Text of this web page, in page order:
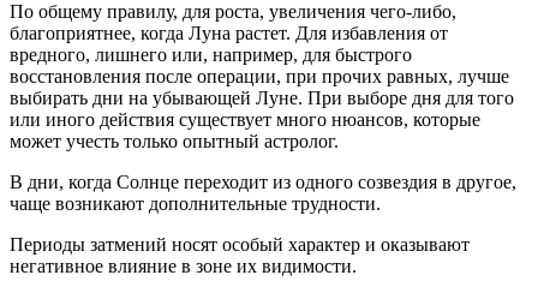
По общему правилу, для роста, увеличения чего-либо,
благоприятнее, когда Луна растет. Для избавления от
вредного, лишнего или, например, для быстрого
восстановления после операции, при прочих равных, лучше
выбирать дни на убывающей Луне. При выборе дня для того
или иного действия существует много нюансов, которые
может учесть только опытный астролог.
В дни, когда Солнце переходит из одного созвездия в другое,
чаще возникают дополнительные трудности.
Периоды затмений носят особый характер и оказывают
негативное влияние в зоне их видимости.